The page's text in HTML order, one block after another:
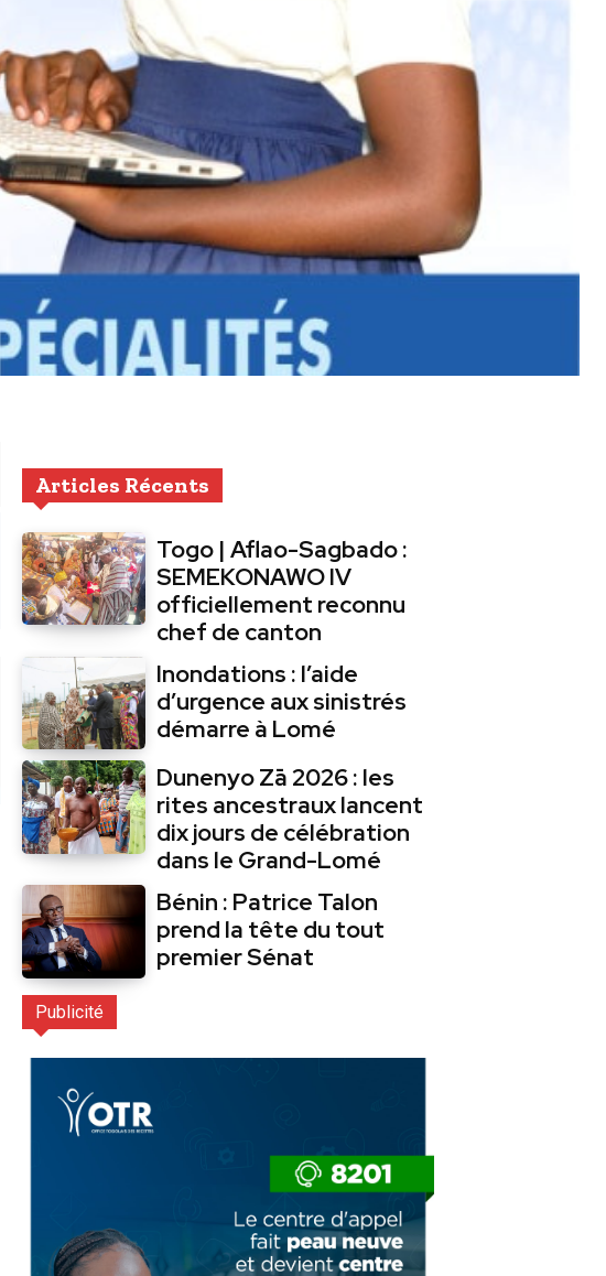
Articles Récents
Togo | Aflao-Sagbado :
SEMEKONAWO IV
officiellement reconnu
chef de canton
Inondations : l’aide
d’urgence aux sinistrés
démarre à Lomé
Dunenyo Zā 2026 : les
rites ancestraux lancent
dix jours de célébration
dans le Grand-Lomé
Bénin : Patrice Talon
prend la tête du tout
premier Sénat
Publicité